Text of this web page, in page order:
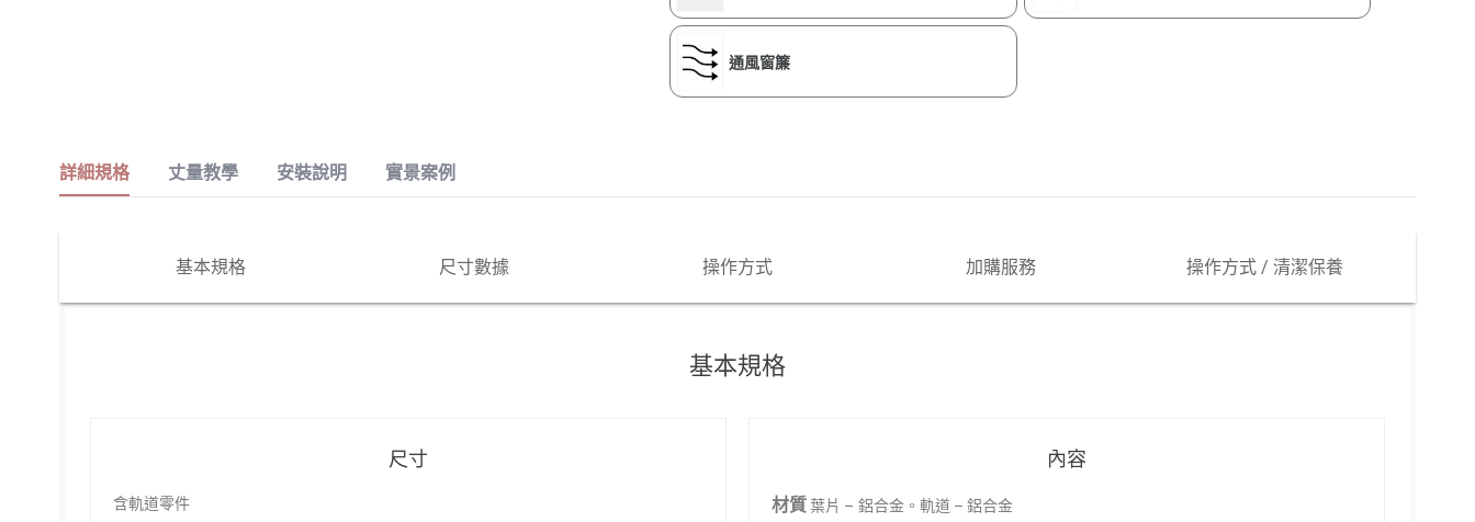
通風窗簾
詳細規格 丈量教學 安裝說明 實景案例
基本規格 尺寸數據 操作方式 加購服務 操作方式 / 清潔保養
基本規格
尺寸
含軌道零件
內容
材質葉片 – 鋁合金。軌道 – 鋁合金